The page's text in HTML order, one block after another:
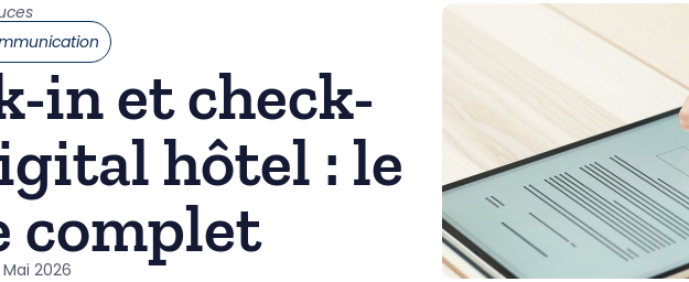
in et check-
hôtel : le
complet
2026